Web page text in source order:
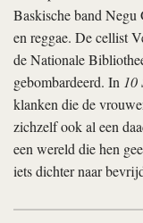
Baskische band
en reggae. De cellist
de Nationale
gebombardeerd. In 10
klanken die de
zichzelf ook al een
een wereld die hen
iets dichter naar